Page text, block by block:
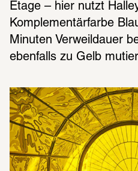
Etage – hier nutzt
Komplementärfarbe
Minuten Verweildauer
ebenfalls zu Gelb